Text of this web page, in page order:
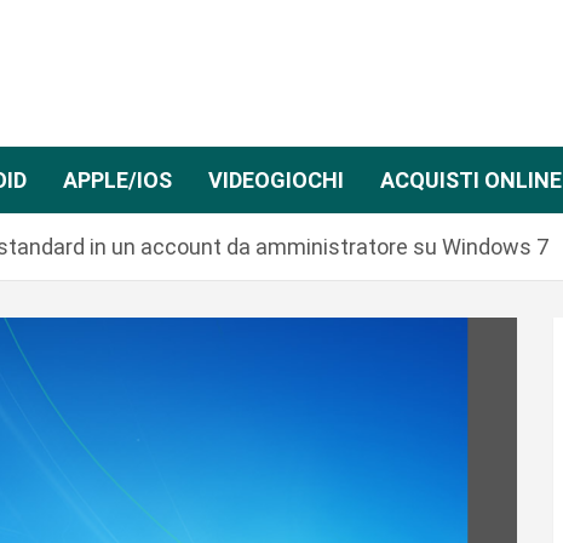
APPLE/IOS VIDEOGIOCHI ACQUISTI ONLINE
in un account da amministratore su Windows 7